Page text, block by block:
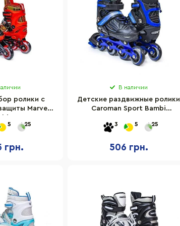
ролики с
Marvel
35-38
5 25
грн.
В наличии
Детские раздвижные ролики
Caroman Sport Bambi
3 5 25
506 грн.